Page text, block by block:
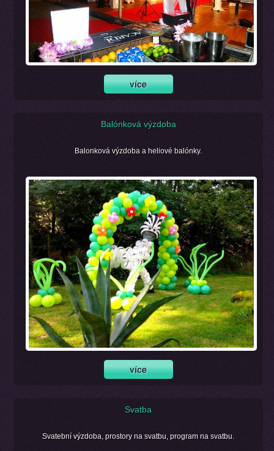
Balónková výzdoba
Balonková výzdoba a heliové balónky.
Svatba
Svatební výzdoba, prostory na svatbu, program na svatbu.